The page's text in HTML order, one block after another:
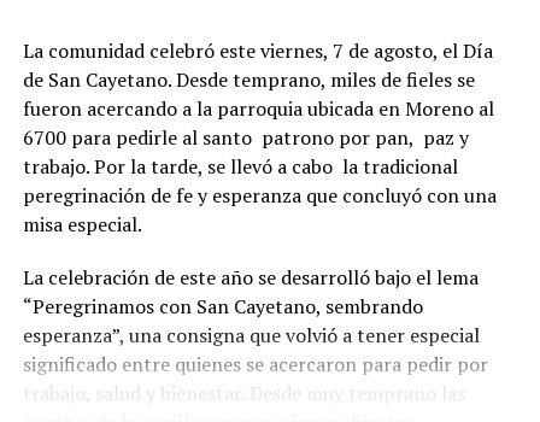
La comunidad celebró este viernes, 7 de agosto, el Día
de San Cayetano. Desde temprano, miles de fieles se
fueron acercando a la parroquia ubicada en Moreno al
6700 para pedirle al santo patrono por pan, paz y
trabajo. Por la tarde, se llevó a cabo la tradicional
peregrinación de fe y esperanza que concluyó con una
misa especial.
La celebración de este año se desarrolló bajo el lema
“Peregrinamos con San Cayetano, sembrando
esperanza”, una consigna que volvió a tener especial
significado entre quienes se acercaron para pedir por
trabajo, salud y bienestar. Desde muy temprano las